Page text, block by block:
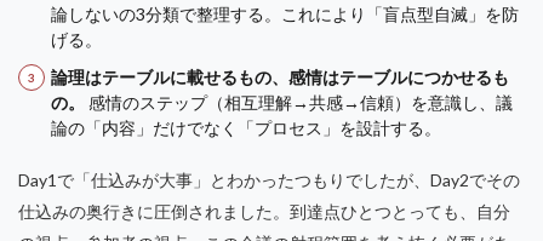
論しないの3分類で整理する。これにより「盲点型自滅」を防
げる。
論理はテーブルに載せるもの、感情はテーブルにつかせるも
の。
感情のステップ（相互理解→共感→信頼）を意識し、議
論の「内容」だけでなく「プロセス」を設計する。
Day1で「仕込みが大事」とわかったつもりでしたが、Day2でその
仕込みの奥行きに圧倒されました。到達点ひとつとっても、自分